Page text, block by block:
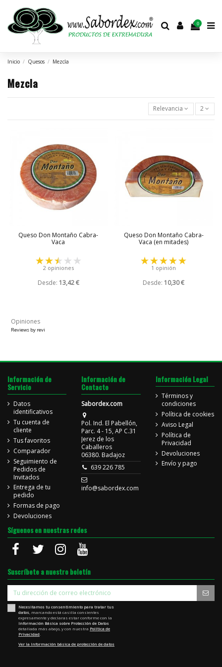
0
Inicio Quesos Mezcla
Mezcla
Relevancia 2
Queso Don Montaño Cabra-
Vaca
2 opiniones
Desde: 13,42 €
Queso Don Montaño Cabra-
Vaca (en mitades)
1 opinión
Desde: 10,30 €
Opiniones
Reviews by revi
Información de
Servicio
Datos
identificativos
Tu cuenta de
cliente
Tus favoritos
Comparador
Seguimiento de
Pedidos de
Invitados
Entrega de tu
pedido
Formas de pago
Devoluciones
Información de
Contacto
Sabordex.com
Pol. Ind. El Pabellón,
Parc. 4 - 15, AP C.31
Jerez de los
Caballeros
06380. Badajoz
639 226 785
info@sabordex.com
Información Legal
Términos y
condiciones
Política de cookies
Aviso Legal
Política de
Privacidad
Devoluciones
Envío y pago
Síguenos en nuestras redes
Suscríbete a nuestro boletín
Necesitamos tu consentimiento para tratar tus
datos , marcando está casilla consientes
expresamente y declaras estar conforme con la
Información Básica sobre Protección de Datos
detallada más abajo, y con nuestra Política de
Privacidad
Ver la Información básica de protección de datos